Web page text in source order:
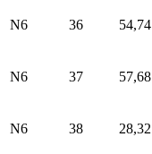
N6 36 54,74
N6 37 57,68
N6 38 28,32